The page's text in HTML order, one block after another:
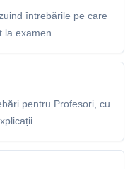
întrebările pe care
examen.
pentru Profesori, cu